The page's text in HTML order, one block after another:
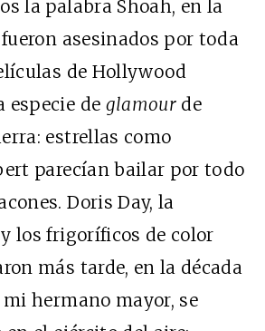
la palabra Shoah, en la
asesinados por toda
de Hollywood
especie de glamourde
estrellas como
parecían bailar por todo
Doris Day, la
los frigoríficos de color
más tarde, en la década
mi hermano mayor, se